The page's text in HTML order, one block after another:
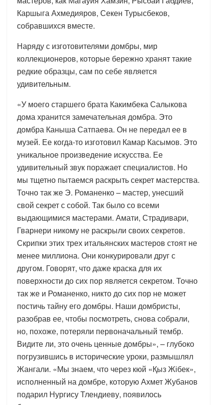
Каршыга Ахмедияров, Секен Турысбеков,
собравшихся вместе.
Наряду с изготовителями домбры, мир
коллекционеров, которые бережно хранят такие
редкие образцы, сам по себе является
удивительным.
«У моего старшего брата Какимбека Салыкова
дома хранится замечательная домбра. Это
домбра Каныша Сатпаева. Он не передал ее в
музей. Ее когда-то изготовил Камар Касымов. Это
уникальное произведение искусства. Ее
удивительный звук поражает специалистов. Но
мы тщетно пытаемся раскрыть секрет мастерства.
Точно так же Э. Романенко – мастер, унесший
свой секрет с собой. Так было со всеми
выдающимися мастерами. Амати, Страдивари,
Гварнери никому не раскрыли своих секретов.
Скрипки этих трех итальянских мастеров стоят не
менее миллиона. Они конкурировали друг с
другом. Говорят, что даже краска для их
поверхности до сих пор является секретом. Точно
так же и Романенко, никто до сих пор не может
постичь тайну его домбры. Наши домбристы,
разобрав ее, чтобы посмотреть, снова собрали,
но, похоже, потеряли первоначальный тембр.
Видите ли, это очень ценные домбры», – глубоко
погрузившись в исторические уроки, размышлял
Жангали. «Мы знаем, что через кюй «Қыз Жібек»,
исполненный на домбре, которую Ахмет Жубанов
подарил Нургису Тлендиеву, появилось